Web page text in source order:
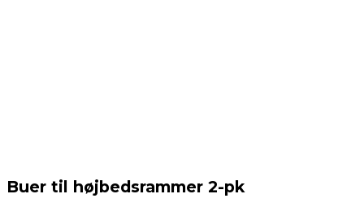
Buer til højbedsrammer 2-pk